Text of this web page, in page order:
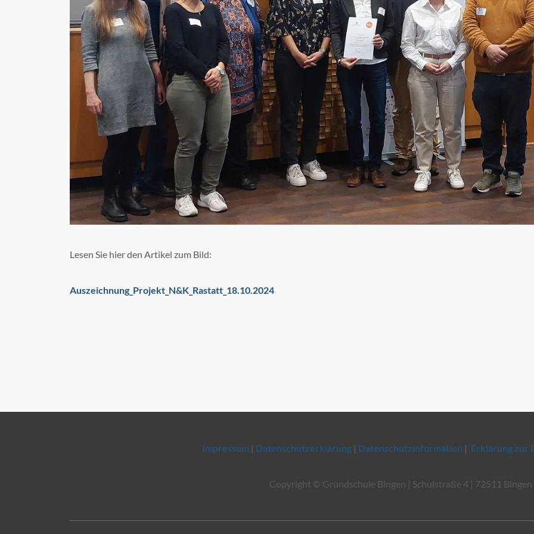
Lesen Sie hier den Artikel zum Bild:
Auszeichnung_Projekt_N&K_Rastatt_18.10.2024
Impressum | Datenschutzerklärung | Datenschutzinformation | Erklärung zur
Copyright © Grundschule Bingen | Schulstraße 4 | 72511 Bingen